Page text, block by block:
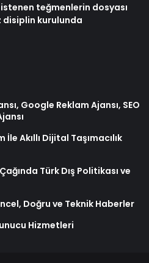
teğmenlerin dosyası
disiplin kurulunda
Google Reklam Ajansı, SEO
İle Akıllı Dijital Taşımacılık
Türk Dış Politikası ve
Doğru ve Teknik Haberler
Hizmetleri